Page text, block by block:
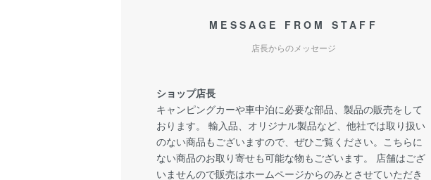
MESSAGE FROM STAFF
店長からのメッセージ
ショップ店長
キャンピングカーや車中泊に必要な部品、製品の販売をして
おります。 輸入品、オリジナル製品など、他社では取り扱い
のない商品もございますので、ぜひご覧ください。こちらに
ない商品のお取り寄せも可能な物もございます。 店舗はござ
いませんので販売はホームページからのみとさせていただき